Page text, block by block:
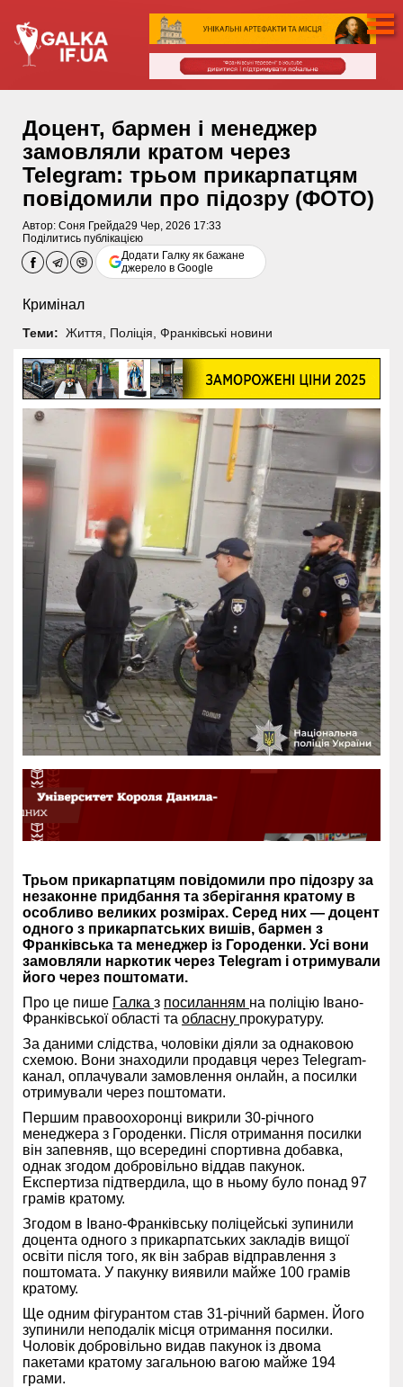
Доцент, бармен і менеджер
замовляли кратом через
Telegram: трьом прикарпатцям
повідомили про підозру (ФОТО)
Автор: Соня Грейда29 Чер, 2026 17:33
Поділитись публікацією
Додати Галку як бажане
джерело в Google
Кримінал
Теми: Життя Поліція Франківські новини
Трьом прикарпатцям повідомили про підозру за
незаконне придбання та зберігання кратому в
особливо великих розмірах. Серед них — доцент
одного з прикарпатських вишів, бармен з
Франківська та менеджер із Городенки. Усі вони
замовляли наркотик через Telegram і отримували
його через поштомати.
Про це пише Галка з посиланням на поліцію Івано-
Франківської області та обласну прокуратуру.
За даними слідства, чоловіки діяли за однаковою
схемою. Вони знаходили продавця через Telegram-
канал, оплачували замовлення онлайн, а посилки
отримували через поштомати.
Першим правоохоронці викрили 30-річного
менеджера з Городенки. Після отримання посилки
він запевняв, що всередині спортивна добавка,
однак згодом добровільно віддав пакунок.
Експертиза підтвердила, що в ньому було понад 97
грамів кратому.
Згодом в Івано-Франківську поліцейські зупинили
доцента одного з прикарпатських закладів вищої
освіти після того, як він забрав відправлення з
поштомата. У пакунку виявили майже 100 грамів
кратому.
Ще одним фігурантом став 31-річний бармен. Його
зупинили неподалік місця отримання посилки.
Чоловік добровільно видав пакунок із двома
пакетами кратому загальною вагою майже 194
грами.